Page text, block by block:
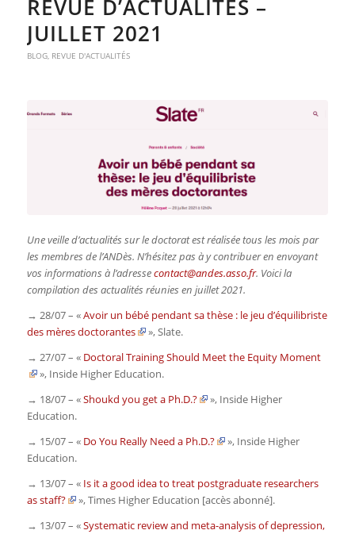
REVUE D’ACTUALITÉS –
JUILLET 2021
BLOG, REVUE D'ACTUALITÉS
Une veille d’actualités sur le doctorat est réalisée tous les mois par
les membres de l’ANDès. N’hésitez pas à y contribuer en envoyant
vos informations à l’adressecontact@andes.asso.fr. Voici la
compilation des actualités réunies en juillet 2021.
→ 28/07 – «Avoir un bébé pendant sa thèse : le jeu d’équilibriste
des mères doctorantes
»,Slate.
→ 27/07 – « Doctoral Training Should Meet the Equity Moment
», Inside Higher Education.
→ 18/07 – «Shoukd you get a Ph.D.? », Inside Higher
Education.
→ 15/07 – « Do You Really Need a Ph.D.? », Inside Higher
Education.
→ 13/07 – «Is it a good idea to treat postgraduate researchers
as staff?
»,Times Higher Education [accès abonné].
→ 13/07 – «Systematic review and meta-analysis of depression,